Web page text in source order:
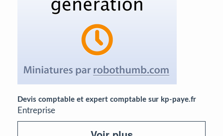
Devis comptable et expert comptable sur kp-paye.fr
Entreprise